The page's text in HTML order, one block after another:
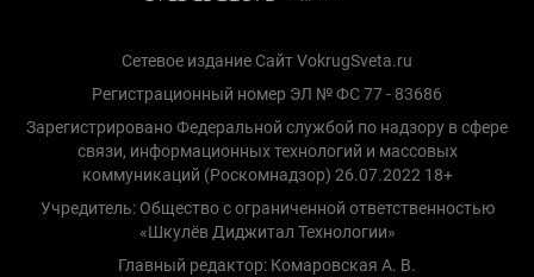
Сетевое издание Сайт VokrugSveta.ru
Регистрационный номер ЭЛ № ФС 77 - 83686
Зарегистрировано Федеральной службой по надзору в сфере
связи, информационных технологий и массовых
коммуникаций (Роскомнадзор) 26.07.2022 18+
Учредитель: Общество с ограниченной ответственностью
«Шкулёв Диджитал Технологии»
Главный редактор: Комаровская А. В.